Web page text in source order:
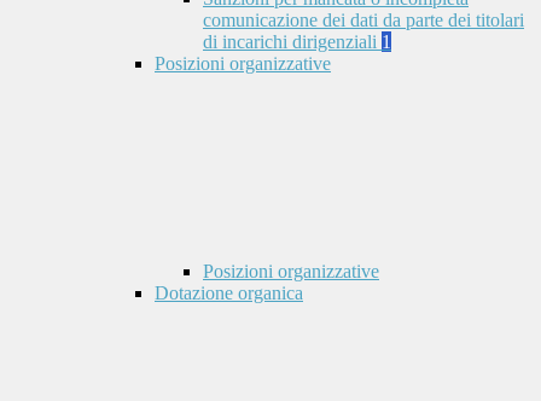
comunicazione dei dati da parte dei titolari
di incarichi dirigenziali 1
Posizioni organizzative
Posizioni organizzative
Dotazione organica